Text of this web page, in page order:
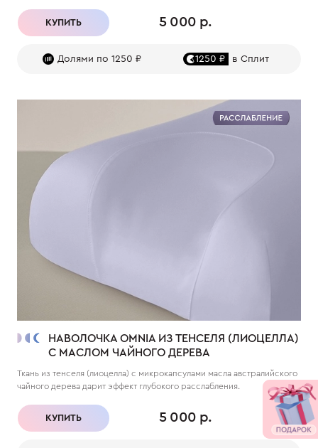
КУПИТЬ 5 000 р.
Долями по 1250 ₽ 1250 ₽ в Сплит
НАВОЛОЧКА OMNIA ИЗ ТЕНСЕЛЯ (ЛИОЦЕЛЛА)
С МАСЛОМ ЧАЙНОГО ДЕРЕВА
Ткань из тенселя (лиоцелла) с микрокапсулами масла австралийского
чайного дерева дарит эффект глубокого расслабления.
КУПИТЬ 5 000 р.